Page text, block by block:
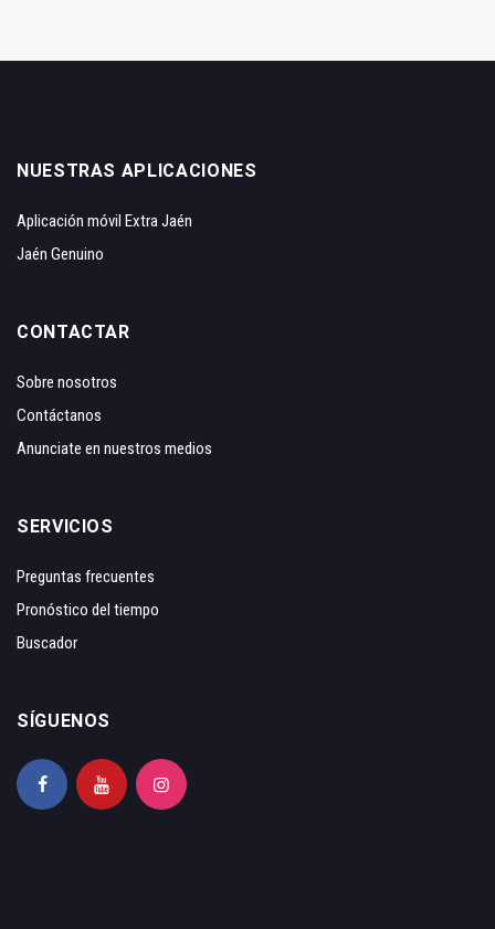
NUESTRAS APLICACIONES
Aplicación móvil Extra Jaén
Jaén Genuino
CONTACTAR
Sobre nosotros
Contáctanos
Anunciate en nuestros medios
SERVICIOS
Preguntas frecuentes
Pronóstico del tiempo
Buscador
SÍGUENOS